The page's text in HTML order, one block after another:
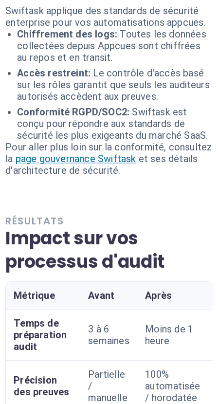
Swiftask applique des standards de sécurité
enterprise pour vos automatisations appcues.
Chiffrement des logs: Toutes les données
collectées depuis Appcues sont chiffrées
au repos et en transit.
Accès restreint: Le contrôle d'accès basé
sur les rôles garantit que seuls les auditeurs
autorisés accèdent aux preuves.
Conformité RGPD/SOC2: Swiftask est
conçu pour répondre aux standards de
sécurité les plus exigeants du marché SaaS.
Pour aller plus loin sur la conformité, consultez
la page gouvernance Swiftask et ses détails
d'architecture de sécurité.
RÉSULTATS
Impact sur vos
processus d'audit
Métrique Avant Après
Temps de
préparation
audit
3 à 6
semaines
Moins de 1
heure
Précision
des preuves
Partielle
/
manuelle
100%
automatisée
/ horodatée